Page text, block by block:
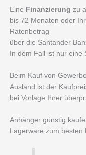
Eine Finanzierung zu
bis 72 Monaten oder
Ratenbetrag
über die Santander
In dem Fall ist nur eine
Beim Kauf von
Ausland ist der
bei Vorlage Ihrer
Anhänger günstig
Lagerware zum besten